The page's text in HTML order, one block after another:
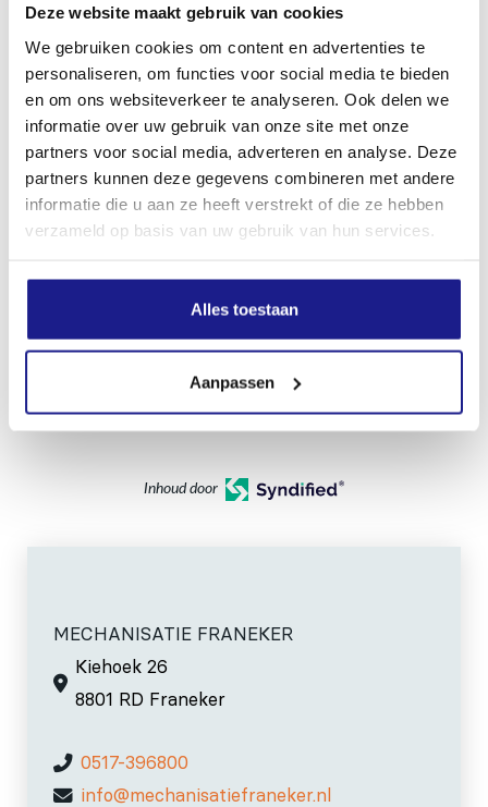
Deze website maakt gebruik van cookies
We gebruiken cookies om content en advertenties te
personaliseren, om functies voor social media te bieden
en om ons websiteverkeer te analyseren. Ook delen we
informatie over uw gebruik van onze site met onze
partners voor social media, adverteren en analyse. Deze
partners kunnen deze gegevens combineren met andere
informatie die u aan ze heeft verstrekt of die ze hebben
verzameld op basis van uw gebruik van hun services.
Alles toestaan
Aanpassen
Geluidsvermogenniveau
117.0 dB(A)
K-waarde (geluidsdrukniveau)
Inhoud door
MECHANISATIE FRANEKER
Kiehoek 26
8801 RD Franeker
0517-396800
info@mechanisatiefraneker.nl